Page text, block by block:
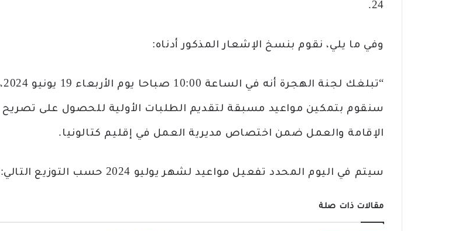
24.
وفي ما يلي، نقوم بنسخ الإشعار المذكور أدناه:
“تبلغك لجنة الهجرة أنه في الساعة 10:00 صباحا يوم الأربعاء 19 يونيو 2024،
سنقوم بتمكين مواعيد مسبقة لتقديم الطلبات الأولية للحصول على تصريح
الإقامة والعمل ضمن اختصاص مديرية العمل في إقليم كتالونيا.
سيتم في اليوم المحدد تفعيل مواعيد لشهر يوليو 2024 حسب التوزيع التالي:
مقالات ذات صلة